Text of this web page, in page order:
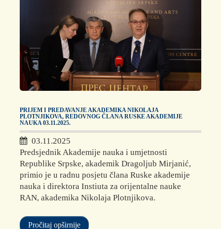
PRIJEM I PREDAVANJE AKADEMIKA NIKOLAJA
PLOTNJIKOVA, REDOVNOG ČLANA RUSKE AKADEMIJE
NAUKA 03.11.2025.
03.11.2025
Predsjednik Akademije nauka i umjetnosti
Republike Srpske, akademik Dragoljub Mirjanić,
primio je u radnu posjetu člana Ruske akademije
nauka i direktora Instiuta za orijentalne nauke
RAN, akademika Nikolaja Plotnjikova.
Pročitaj opširnije